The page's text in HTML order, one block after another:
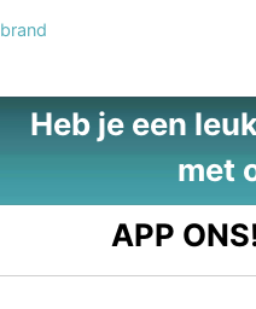
brand
Heb je een
met
APP